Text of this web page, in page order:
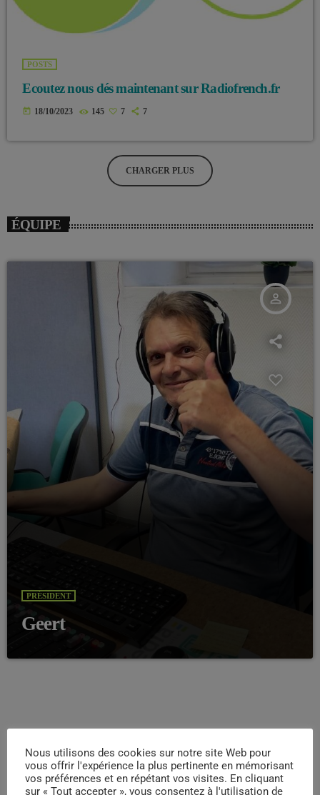
POSTS
Ecoutez nous dés maintenant sur Radiofrench.fr
today 18/10/2023 145 7 7
CHARGER PLUS
ÉQUIPE
person_outline
PRÉSIDENT
Geert
Désolé, il n'y a rien pour le moment.
Nous utilisons des cookies sur notre site Web pour
vous offrir l'expérience la plus pertinente en mémorisant
vos préférences et en répétant vos visites. En cliquant
sur « Tout accepter », vous consentez à l'utilisation de